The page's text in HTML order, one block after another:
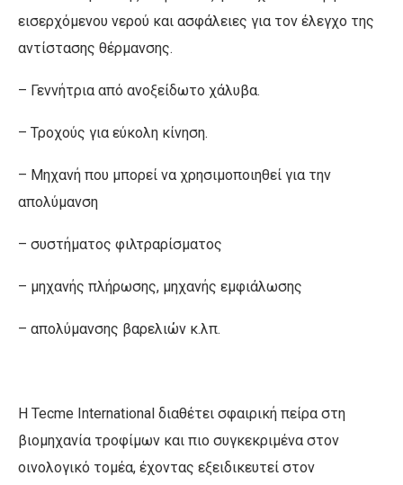
εισερχόμενου νερού και ασφάλειες για τον έλεγχο της
αντίστασης θέρμανσης.
– Γεννήτρια από ανοξείδωτο χάλυβα.
– Τροχούς για εύκολη κίνηση.
– Μηχανή που μπορεί να χρησιμοποιηθεί για την
απολύμανση
– συστήματος φιλτραρίσματος
– μηχανής πλήρωσης, μηχανής εμφιάλωσης
– απολύμανσης βαρελιών κ.λπ.
Η Tecme International διαθέτει σφαιρική πείρα στη
βιομηχανία τροφίμων και πιο συγκεκριμένα στον
οινολογικό τομέα, έχοντας εξειδικευτεί στον